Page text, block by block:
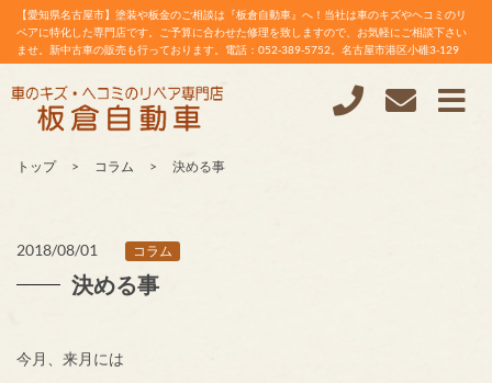
【愛知県名古屋市】塗装や板金のご相談は『板倉自動車』へ！当社は車のキズやヘコミのリ
ペアに特化した専門店です。ご予算に合わせた修理を致しますので、お気軽にご相談下さい
ませ。新中古車の販売も行っております。電話：052-389-5752。名古屋市港区小碓3-129
トップ コラム 決める事
2018/08/01 コラム
決める事
今月、来月には